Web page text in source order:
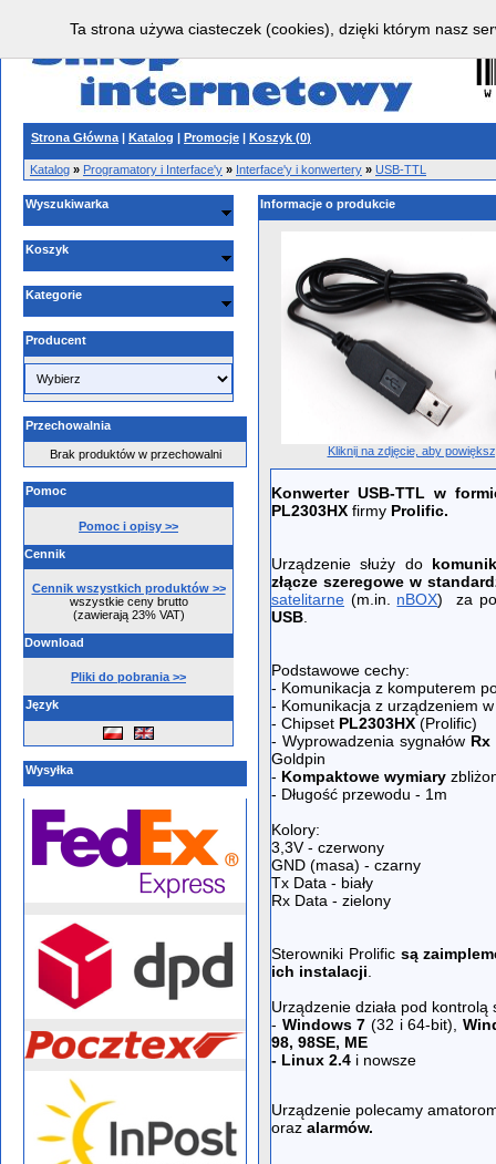
Strona Główna | Katalog | Promocje | Koszyk (0)
Katalog » Programatory i Interface'y » Interface'y i konwertery » USB-TTL
Wyszukiwarka
Koszyk
Kategorie
Producent
Przechowalnia
Brak produktów w przechowalni
Pomoc
Pomoc i opisy >>
Cennik
Cennik wszystkich produktów >>
wszystkie ceny brutto
(zawierają 23% VAT)
Download
Pliki do pobrania >>
Język
Wysyłka
Informacje o produkcie
Kliknij na zdjęcie, aby
Konwerter USB-TTL w
PL2303HX firmy Prolific.
Urządzenie służy do
złącze szeregowe w
satelitarne (m.in. nBOX) za
USB
Podstawowe cechy:
- Komunikacja z komputerem
- Komunikacja z urządzeniem
- Chipset PL2303HX (Prolific)
- Wyprowadzenia sygnałów Rx
Goldpin
- Kompaktowe wymiary
- Długość przewodu - 1m
Kolory:
3,3V - czerwony
GND (masa) - czarny
Tx Data - biały
Rx Data - zielony
Sterowniki Prolific są
ich instalacji
Urządzenie działa pod kontrolą
- Windows 7 (32 i 64-bit),
98, 98SE, ME
- Linux 2.4 i nowsze
Urządzenie polecamy
oraz alarmów.
Ta strona używa ciasteczek (cookies), dzięki którym nasz